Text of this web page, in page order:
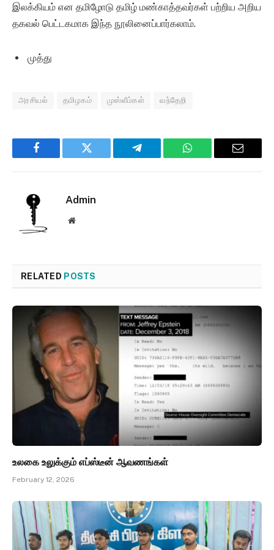
இலக்கியம் என தமிழோடு தமிழ் மண்காத்தவர்கள் பற்றிய அறிய
தகவல் பெட்டகமாக இந்த நூலினைப்பார்கலாம்.
முத்து
அரசியல் தமிழகம் முஸ்லீம்கள் வந்தேறி
Facebook Twitter Telegram WhatsApp Email
Admin
Website
RELATED POSTS
உலகை உலுக்கும் எப்ஸ்டீன் ஆவணங்கள்
February 12, 2026